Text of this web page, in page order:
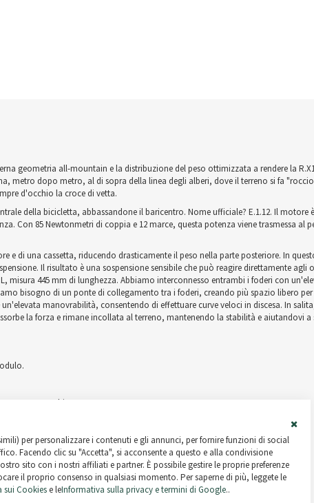
per personalizzare i contenuti e gli annunci, per fornire funzioni di social
Facendo clic su "Accetta", si acconsente a questo e alla condivisione
sito con i nostri affiliati e partner. È possibile gestire le proprie preferenze
il proprio consenso in qualsiasi momento. Per saperne di più, leggete le
sui Cookiese leInformativa sulla privacy e termini di Google..
geometria all-mountain e la distribuzione del peso ottimizzata a rendere la
metro dopo metro, al di sopra della linea degli alberi, dove il terreno si fa
d'occhio la croce di vetta.
della bicicletta, abbassandone il baricentro. Nome ufficiale? E.1.12. Il motore
Con 85 Newtonmetri di coppia e 12 marce, questa potenza viene trasmessa al
e di una cassetta, riducendo drasticamente il peso nella parte posteriore. In
Il risultato è una sospensione sensibile che può reagire direttamente agli
misura 445 mm di lunghezza. Abbiamo interconnesso entrambi i foderi con
bisogno di un ponte di collegamento tra i foderi, creando più spazio libero per
manovrabilità, consentendo di effettuare curve veloci in discesa. In
la forza e rimane incollata al terreno, mantenendo la stabilità e aiutandovi a
Factory Kashima
/ fino a 85 Nm di coppia